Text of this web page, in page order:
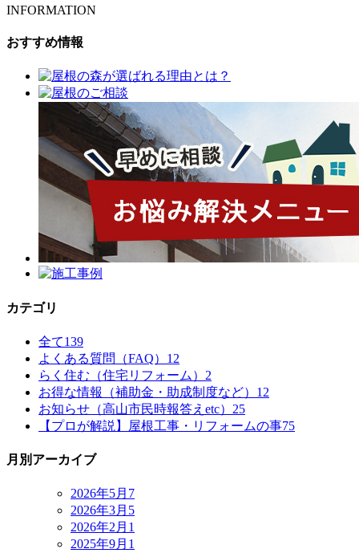
INFORMATION
おすすめ情報
カテゴリ
全て139
よくある質問（FAQ） 12
らく住む（住宅リフォーム） 2
お得な情報（補助金・助成制度など） 12
お知らせ（高山市民時報答えetc） 25
【プロが解説】屋根工事・リフォームの事75
月別アーカイブ
2026年5月 7
2026年3月 5
2026年2月 1
2025年9月 1